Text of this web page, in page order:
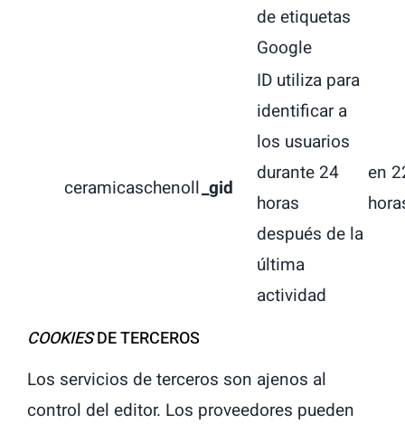
de etiquetas
Google
ceramicaschenoll_gid
ID utiliza para
identificar a
los usuarios
durante 24
horas
después de la
última
actividad
en
COOKIESDE TERCEROS
Los servicios de terceros son ajenos al
control del editor. Los proveedores pueden